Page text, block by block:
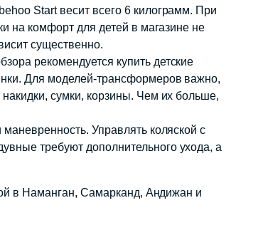
Start весит всего 6 килограмм. При
на комфорт для детей в магазине не
существенно.
рекомендуется купить детские
Для моделей-трансформеров важно,
сумки, корзины. Чем их больше,
Управлять коляской с
требуют дополнительного ухода, а
в Наманган, Самарканд, Андижан и